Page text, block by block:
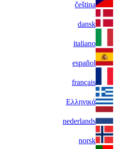
čeština
dansk
italiano
español
français
Ελληνικά
nederlands
norsk